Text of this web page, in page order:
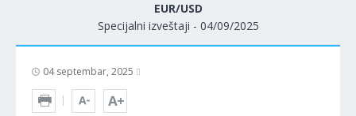
EUR/USD
Specijalni izveštaji - 04/09/2025
04 septembar, 2025